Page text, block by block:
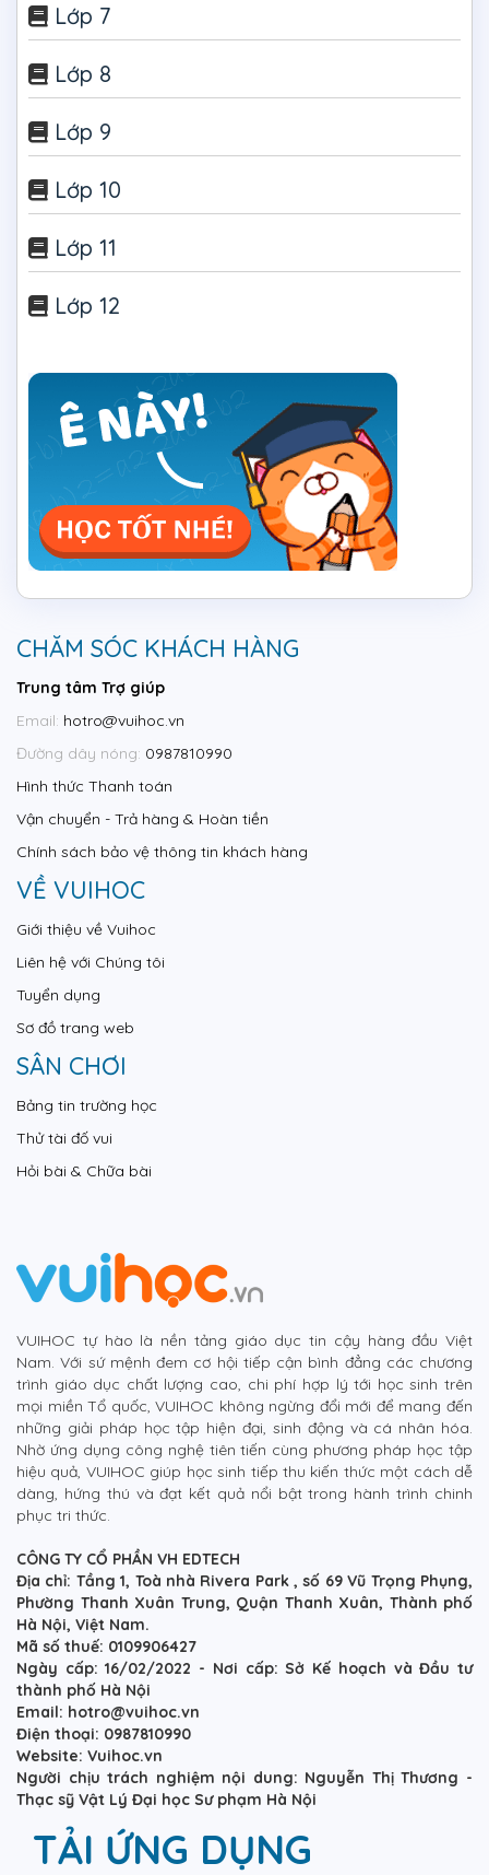
Lớp 7
Lớp 8
Lớp 9
Lớp 10
Lớp 11
Lớp 12
CHĂM SÓC KHÁCH HÀNG
Trung tâm Trợ giúp
Email: hotro@vuihoc.vn
Đường dây nóng: 0987810990
Hình thức Thanh toán
Vận chuyển - Trả hàng & Hoàn tiền
Chính sách bảo vệ thông tin khách hàng
VỀ VUIHOC
Giới thiệu về Vuihoc
Liên hệ với Chúng tôi
Tuyển dụng
Sơ đồ trang web
SÂN CHƠI
Bảng tin trường học
Thử tài đố vui
Hỏi bài & Chữa bài
VUIHOC tự hào là nền tảng giáo dục tin cậy hàng đầu Việt
Nam. Với sứ mệnh đem cơ hội tiếp cận bình đẳng các chương
trình giáo dục chất lượng cao, chi phí hợp lý tới học sinh trên
mọi miền Tổ quốc, VUIHOC không ngừng đổi mới để mang đến
những giải pháp học tập hiện đại, sinh động và cá nhân hóa.
Nhờ ứng dụng công nghệ tiên tiến cùng phương pháp học tập
hiệu quả, VUIHOC giúp học sinh tiếp thu kiến thức một cách dễ
dàng, hứng thú và đạt kết quả nổi bật trong hành trình chinh
phục tri thức.
CÔNG TY CỔ PHẦN VH EDTECH
Địa chỉ: Tầng 1, Toà nhà Rivera Park , số 69 Vũ Trọng Phụng,
Phường Thanh Xuân Trung, Quận Thanh Xuân, Thành phố
Hà Nội, Việt Nam.
Mã số thuế: 0109906427
Ngày cấp: 16/02/2022 - Nơi cấp: Sở Kế hoạch và Đầu tư
thành phố Hà Nội
Email: hotro@vuihoc.vn
Điện thoại: 0987810990
Website: Vuihoc.vn
Người chịu trách nghiệm nội dung: Nguyễn Thị Thương -
Thạc sỹ Vật Lý Đại học Sư phạm Hà Nội
TẢI ỨNG DỤNG